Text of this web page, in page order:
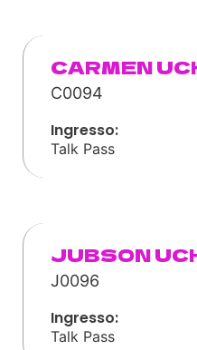
CARMEN
C0094
Ingresso:
Talk Pass
JUBSON
J0096
Ingresso:
Talk Pass